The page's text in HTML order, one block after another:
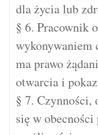
dla życia lub
§ 6. Pracownik
wykonywaniem
ma prawo
otwarcia i
§ 7. Czynności,
się w obecności